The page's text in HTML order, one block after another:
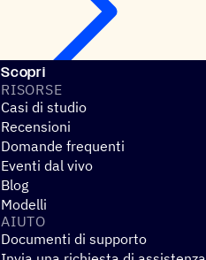
Scopri
RISORSE
Casi di studio
Recensioni
Domande frequenti
Eventi dal vivo
Blog
Modelli
AIUTO
Documenti di supporto